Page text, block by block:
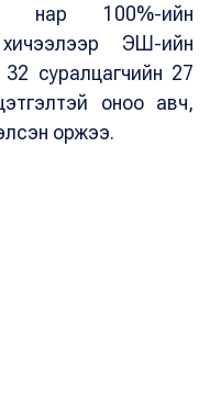
нар 100%-ийн
ЭШ-ийн
суралцагчийн 27
оноо авч,
оржээ.